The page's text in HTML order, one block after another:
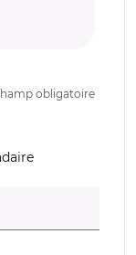
obligatoire